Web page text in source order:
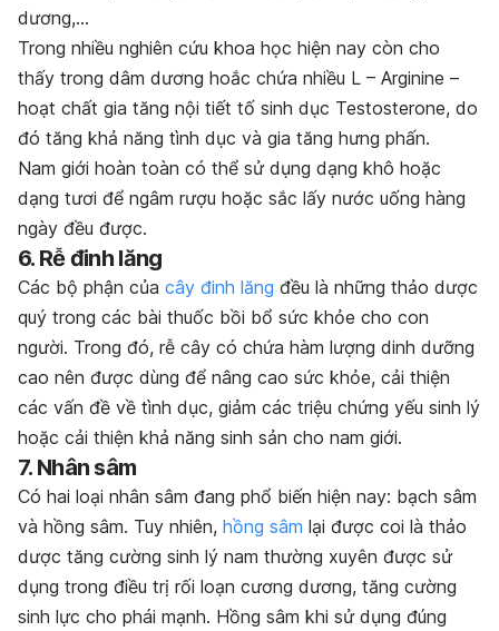
dương,…
Trong nhiều nghiên cứu khoa học hiện nay còn cho
thấy trong dâm dương hoắc chứa nhiều L – Arginine –
hoạt chất gia tăng nội tiết tố sinh dục Testosterone, do
đó tăng khả năng tình dục và gia tăng hưng phấn.
Nam giới hoàn toàn có thể sử dụng dạng khô hoặc
dạng tươi để ngâm rượu hoặc sắc lấy nước uống hàng
ngày đều được.
6. Rễ đinh lăng
Các bộ phận của cây đinh lăng đều là những thảo dược
quý trong các bài thuốc bồi bổ sức khỏe cho con
người. Trong đó, rễ cây có chứa hàm lượng dinh dưỡng
cao nên được dùng để nâng cao sức khỏe, cải thiện
các vấn đề về tình dục, giảm các triệu chứng yếu sinh lý
hoặc cải thiện khả năng sinh sản cho nam giới.
7. Nhân sâm
Có hai loại nhân sâm đang phổ biến hiện nay: bạch sâm
và hồng sâm. Tuy nhiên, hồng sâm lại được coi là thảo
dược tăng cường sinh lý nam thường xuyên được sử
dụng trong điều trị rối loạn cương dương, tăng cường
sinh lực cho phái mạnh. Hồng sâm khi sử dụng đúng